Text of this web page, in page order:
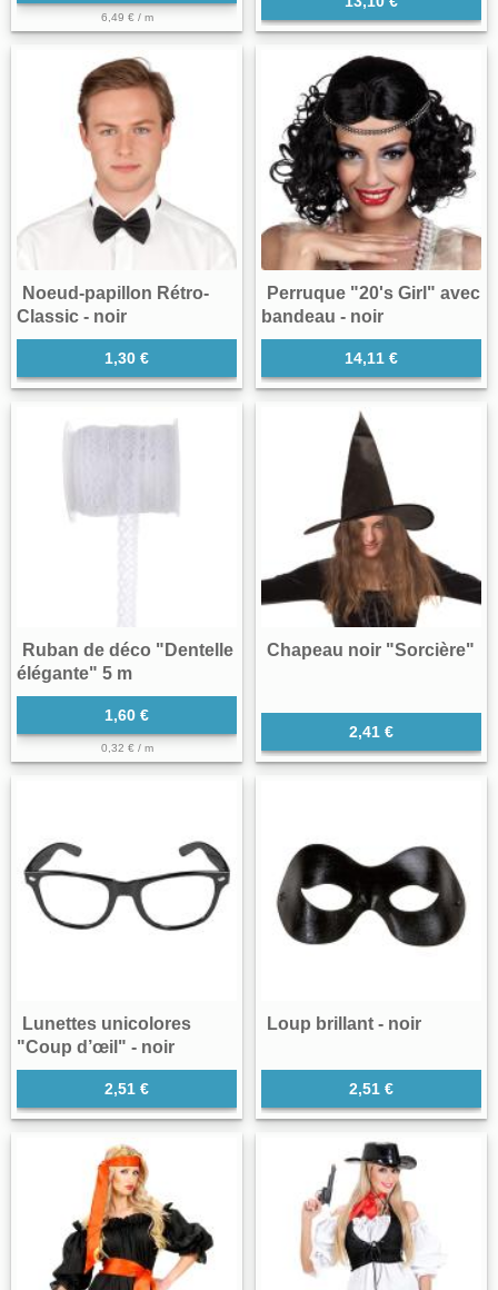
6,49 € / m
Noeud-papillon Rétro-
Classic - noir
1,30 €
Perruque "20's Girl" avec
bandeau - noir
14,11 €
Ruban de déco "Dentelle
élégante" 5 m
1,60 €
0,32 € / m
Chapeau noir "Sorcière"
2,41 €
Lunettes unicolores
"Coup d’œil" - noir
2,51 €
Loup brillant - noir
2,51 €